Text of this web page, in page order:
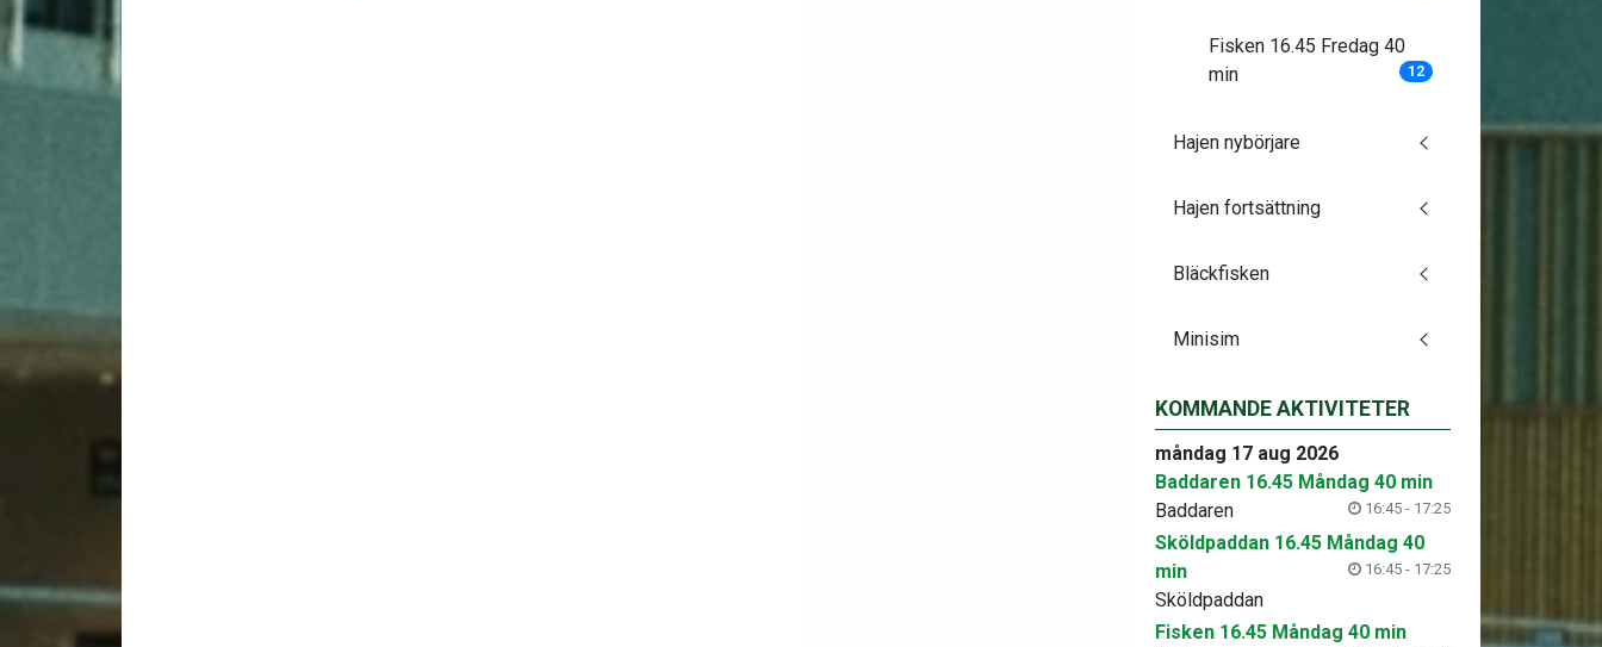
Fisken 16.45 Fredag 40
min
12
Hajen nybörjare
Hajen fortsättning
Bläckfisken
Minisim
KOMMANDE AKTIVITETER
måndag 17 aug 2026
Baddaren 16.45 Måndag 40 min
16:45 - 17:25
Baddaren
Sköldpaddan 16.45 Måndag 40
min
16:45 - 17:25
Sköldpaddan
Fisken 16.45 Måndag 40 min